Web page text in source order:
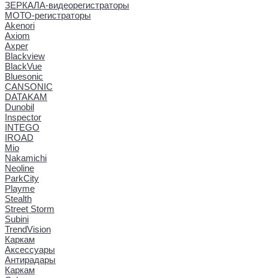
ЗЕРКАЛА-видеорегистраторы
МОТО-регистраторы
Akenori
Axiom
Axper
Blackview
BlackVue
Bluesonic
CANSONIC
DATAKAM
Dunobil
Inspector
INTEGO
IROAD
Mio
Nakamichi
Neoline
ParkCity
Playme
Stealth
Street Storm
Subini
TrendVision
Каркам
Аксессуары
Антирадары
Каркам